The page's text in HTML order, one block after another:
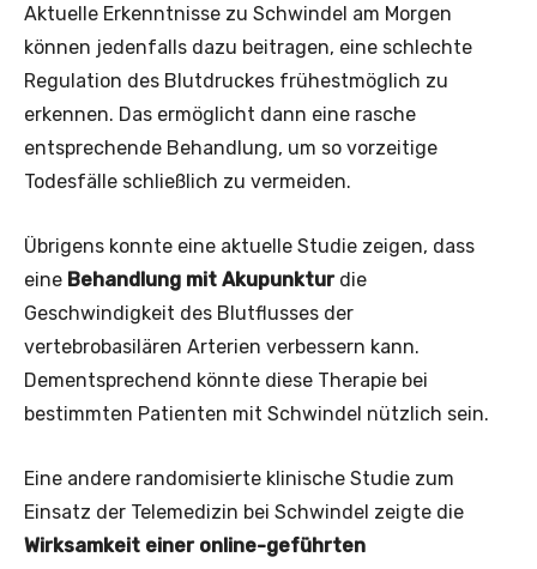
Aktuelle Erkenntnisse zu Schwindel am Morgen
können jedenfalls dazu beitragen, eine schlechte
Regulation des Blutdruckes frühestmöglich zu
erkennen. Das ermöglicht dann eine rasche
entsprechende Behandlung, um so vorzeitige
Todesfälle schließlich zu vermeiden.
Übrigens konnte eine aktuelle Studie zeigen, dass
eine Behandlung mit Akupunkturdie
Geschwindigkeit des Blutflusses der
vertebrobasilären Arterien verbessern kann.
Dementsprechend könnte diese Therapie bei
bestimmten Patienten mit Schwindel nützlich sein.
Eine andere randomisierte klinische Studie zum
Einsatz der Telemedizin bei Schwindel zeigte die
Wirksamkeit einer online-geführten